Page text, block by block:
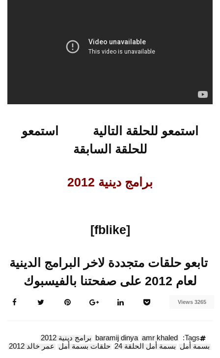
للحلقة السابقة
استمعو للحلقة التالية
استمعو
للحلقة السابقة
برامج دينية 2012
[fblike]
تابعو حلقات متجددة لاخر البرامج الدينية
لعام 2012 على صفحتنا بالفيسبوك
3265 Views
Tags:
amr khaled
baramij dinya برامج دينية 2012
بسمة أمل بسمة أمل الحلقة 24 حلقات بسمة أمل عمر خالد 2012